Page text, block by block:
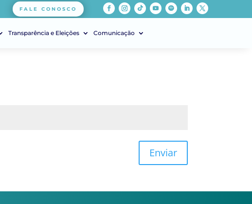
FALE CONOSCO
Transparência e Eleições Comunicação
Enviar